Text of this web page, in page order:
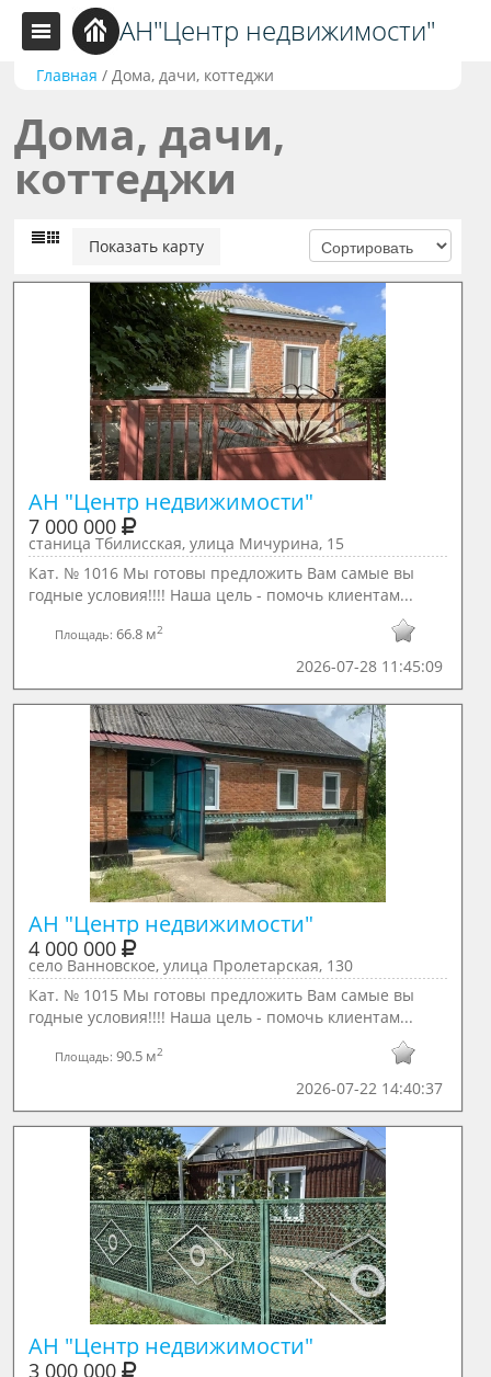
АН"Центр недвижимости"
Главная /Дома, дачи, коттеджи
Дома, дачи,
коттеджи
Показать карту
АН "Центр недвижимости"
7 000 000
станица Тбилисская, улица Мичурина, 15
Кат. № 1016 Мы готовы предложить Вам самые вы
годные условия!!!! Наша цель - помочь клиентам...
Площадь:66.8 м2
2026-07-28 11:45:09
АН "Центр недвижимости"
4 000 000
село Ванновское, улица Пролетарская, 130
Кат. № 1015 Мы готовы предложить Вам самые вы
годные условия!!!! Наша цель - помочь клиентам...
Площадь:90.5 м2
2026-07-22 14:40:37
АН "Центр недвижимости"
3 000 000